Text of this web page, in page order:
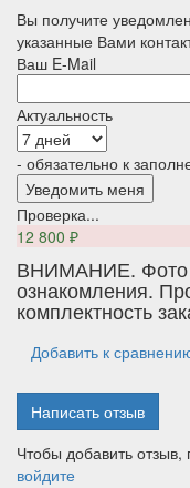
Вы получите
указанные Вами
Ваш E-Mail
Актуальность
- обязательно к
Проверка...
12 800 ₽
ВНИМАНИЕ. Фото
ознакомления.
комплектность
Добавить к
Написать отзыв
Чтобы добавить отзыв,
войдите